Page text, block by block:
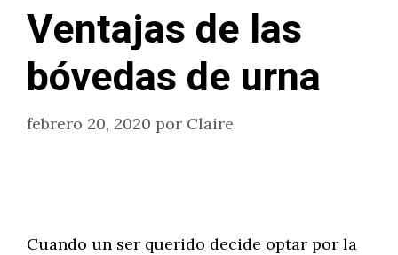
Ventajas de las
bóvedas de urna
febrero 20, 2020 por Claire
Cuando un ser querido decide optar por la